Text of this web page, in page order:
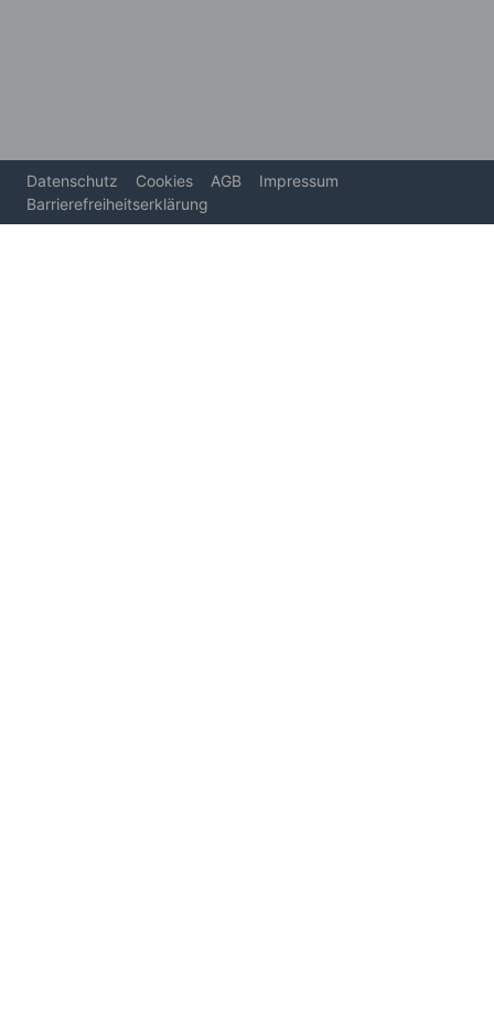
Datenschutz Cookies AGB
Impressum
Barrierefreiheitserklärung